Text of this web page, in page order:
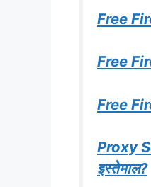
Free
Free
Free
Proxy
इस्तेमाल?